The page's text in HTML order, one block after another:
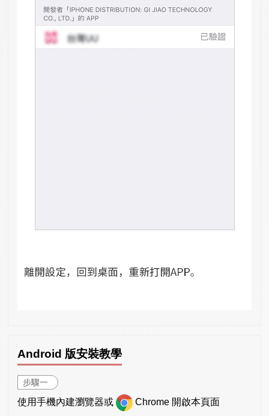
Android 版安裝教學
步驟一
使用手機內建瀏覽器或 Chrome 開啟本頁面